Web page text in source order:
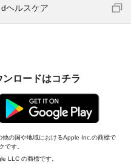
dヘルスケア
ロードはコチラ
の国や地域におけるApple Inc.の商標で
です。
LLC の商標です。